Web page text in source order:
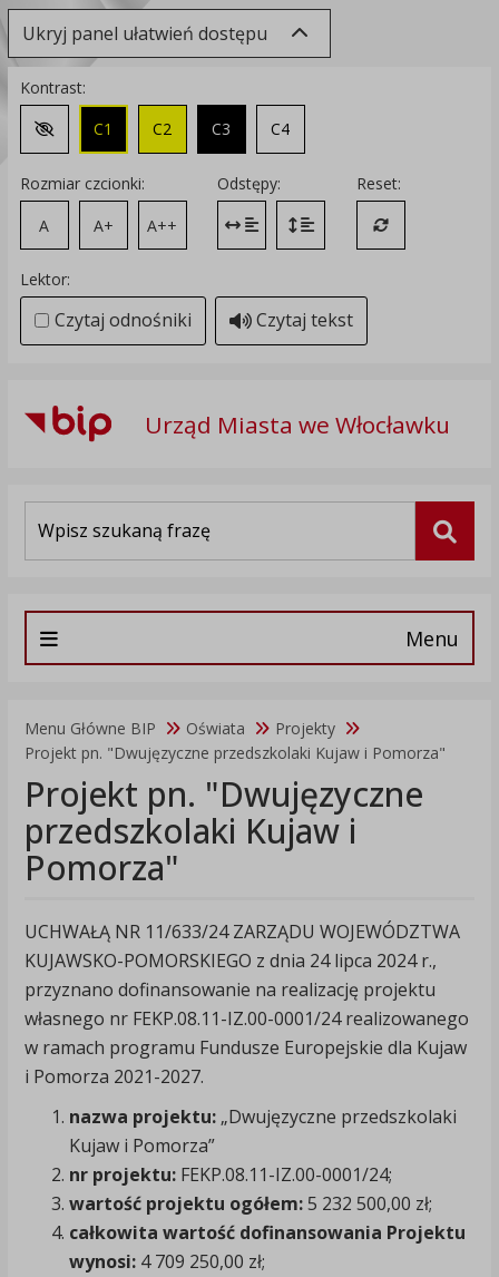
Ukryj panel ułatwień dostępu
Kontrast:
Zmień kontrast na domyślny
C1 C2 C3 C4
Rozmiar czcionki:
A
A+ A++
Odstępy:
Zmień odstęp między literami
Zmień interlinię i margines
Reset:
Przywróć
Lektor:
Czytaj odnośniki Czytaj tekst
Urząd Miasta we Włocławku
Menu
Menu Główne BIP Oświata
Projekty
Projekt pn. "Dwujęzyczne przedszkolaki Kujaw i Pomorza"
Projekt pn. "Dwujęzyczne
przedszkolaki Kujaw i
Pomorza"
UCHWAŁĄ NR 11/633/24 ZARZĄDU WOJEWÓDZTWA
KUJAWSKO-POMORSKIEGO z dnia 24 lipca 2024 r.,
przyznano dofinansowanie na realizację projektu
własnego nr FEKP.08.11-IZ.00-0001/24 realizowanego
w ramach programu Fundusze Europejskie dla Kujaw
i Pomorza 2021-2027.
nazwa projektu:„Dwujęzyczne przedszkolaki
Kujaw i Pomorza”
nr projektu:FEKP.08.11-IZ.00-0001/24;
wartość projektu ogółem:5 232 500,00 zł;
całkowita wartość dofinansowania Projektu
wynosi:4 709 250,00 zł;